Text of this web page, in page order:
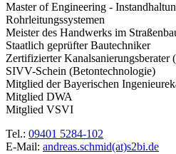
Master of Engineering -
Rohrleitungssystemen
Meister des Handwerks im
Staatlich geprüfter Bautechniker
Zertifizierter Kanalsanierungsberater
SIVV-Schein (Betontechnologie)
Mitglied der Bayerischen
Mitglied DWA
Mitglied VSVI
Tel.: 09401 5284-102
E-Mail: andreas.schmid(at)s2bi.de